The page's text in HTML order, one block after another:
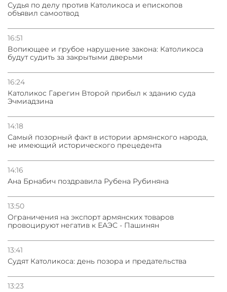
Судья по делу против Католикоса и епископов
объявил самоотвод
16:51
Вопиющее и грубое нарушение закона: Католикоса
будут судить за закрытыми дверьми
16:24
Католикос Гарегин Второй прибыл к зданию суда
Эчмиадзина
14:18
Самый позорный факт в истории армянского народа,
не имеющий исторического прецедента
14:16
Ана Брнабич поздравила Рубена Рубиняна
13:50
Oграничения на экспорт армянских товаров
провоцируют негатив к ЕАЭС - Пашинян
13:41
Судят Католикоса: день позора и предательства
13:23